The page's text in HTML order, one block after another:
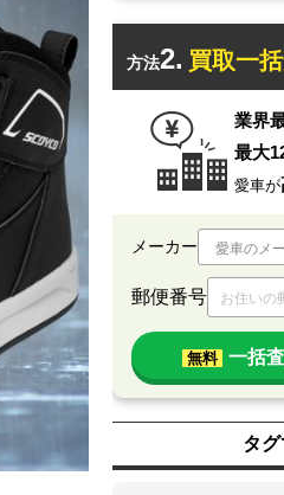
方法2. 買取一
業界
最大
愛車が
メーカー
郵便番号
無料 一括
タ